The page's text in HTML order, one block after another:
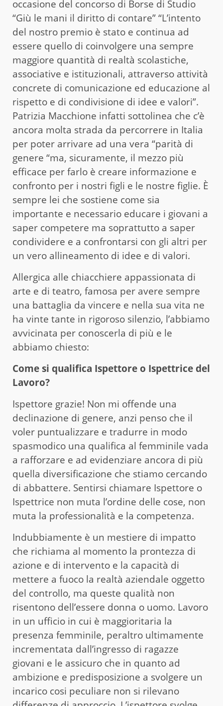
occasione del concorso di Borse di Studio
“Giù le mani il diritto di contare” “L’intento
del nostro premio è stato e continua ad
essere quello di coinvolgere una sempre
maggiore quantità di realtà scolastiche,
associative e istituzionali, attraverso attività
concrete di comunicazione ed educazione al
rispetto e di condivisione di idee e valori”.
Patrizia Macchione infatti sottolinea che c’è
ancora molta strada da percorrere in Italia
per poter arrivare ad una vera “parità di
genere “ma, sicuramente, il mezzo più
efficace per farlo è creare informazione e
confronto per i nostri figli e le nostre figlie. È
sempre lei che sostiene come sia
importante e necessario educare i giovani a
saper competere ma soprattutto a saper
condividere e a confrontarsi con gli altri per
un vero allineamento di idee e di valori.
Allergica alle chiacchiere appassionata di
arte e di teatro, famosa per avere sempre
una battaglia da vincere e nella sua vita ne
ha vinte tante in rigoroso silenzio, l’abbiamo
avvicinata per conoscerla di più e le
abbiamo chiesto:
Come si qualifica Ispettore o Ispettrice del
Lavoro?
Ispettore grazie! Non mi offende una
declinazione di genere, anzi penso che il
voler puntualizzare e tradurre in modo
spasmodico una qualifica al femminile vada
a rafforzare e ad evidenziare ancora di più
quella diversificazione che stiamo cercando
di abbattere. Sentirsi chiamare Ispettore o
Ispettrice non muta l’ordine delle cose, non
muta la professionalità e la competenza.
Indubbiamente è un mestiere di impatto
che richiama al momento la prontezza di
azione e di intervento e la capacità di
mettere a fuoco la realtà aziendale oggetto
del controllo, ma queste qualità non
risentono dell’essere donna o uomo. Lavoro
in un ufficio in cui è maggioritaria la
presenza femminile, peraltro ultimamente
incrementata dall’ingresso di ragazze
giovani e le assicuro che in quanto ad
ambizione e predisposizione a svolgere un
incarico cosi peculiare non si rilevano